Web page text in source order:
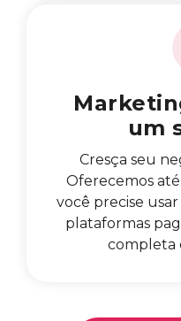
um
Cresça seu
Oferecemos
você precise
plataformas
completa